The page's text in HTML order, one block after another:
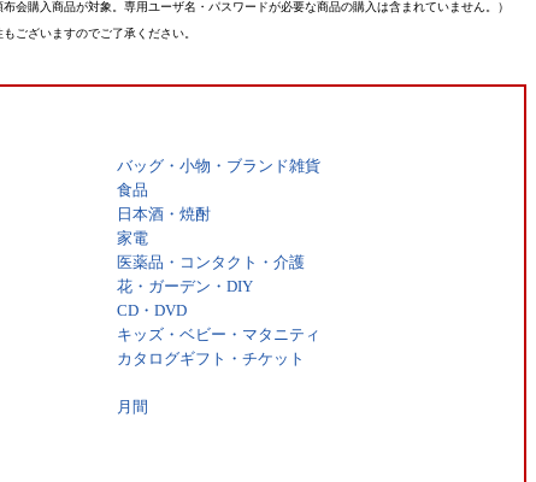
購入商品が対象。専用ユーザ名・パスワードが必要な商品の購入は含まれていません。）
ございますのでご了承ください。
バッグ・小物・ブランド雑貨
食品
日本酒・焼酎
家電
医薬品・コンタクト・介護
花・ガーデン・DIY
CD・DVD
キッズ・ベビー・マタニティ
カタログギフト・チケット
月間